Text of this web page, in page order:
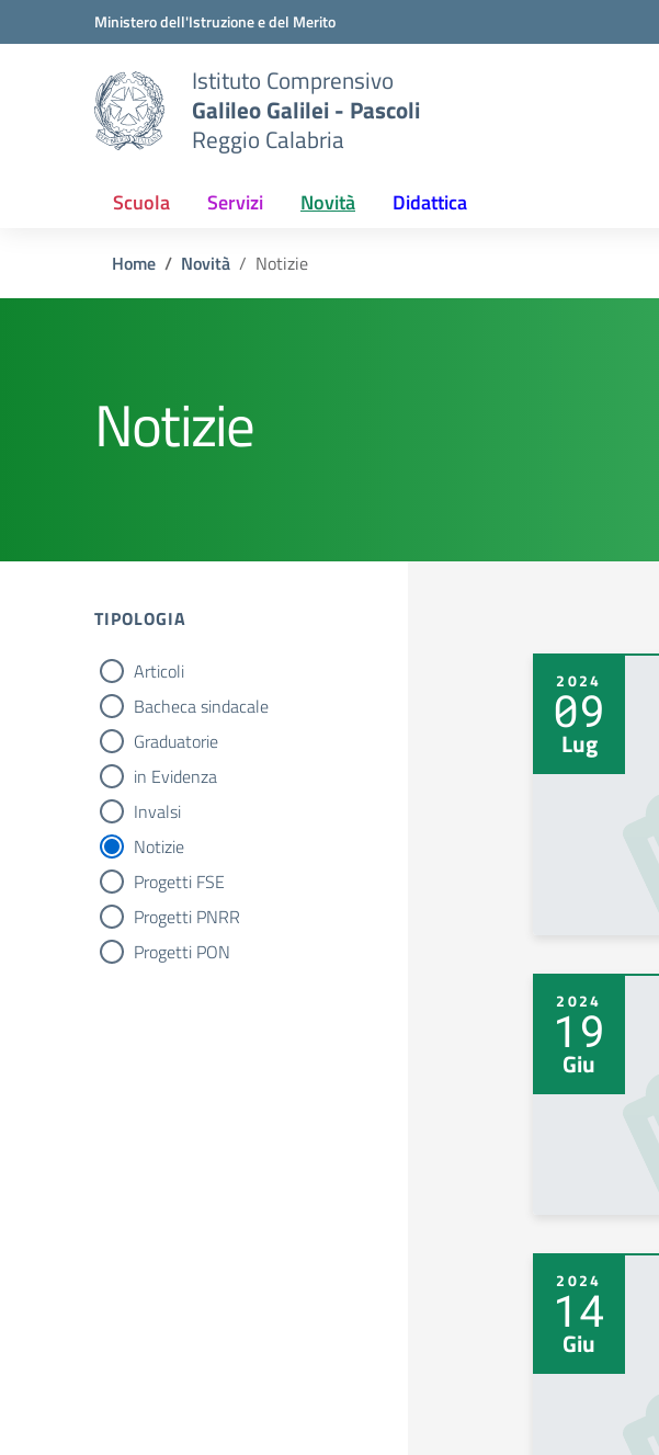
Vai ai contenuti
Vai al menu di navigazioneMinistero dell'Istruzione e del Merito
Istituto Comprensivo
Galileo Galilei - Pascoli
Reggio Calabria
Scuola Servizi Novità Didattica
Home Novità Notizie
Notizie
TIPOLOGIA
tipologia di articoli
Articoli
Bacheca sindacale
Graduatorie
in Evidenza
Invalsi
Notizie
Progetti FSE
Progetti PNRR
Progetti PON
2024
09
Lug
2024
19
Giu
2024
14
Giu